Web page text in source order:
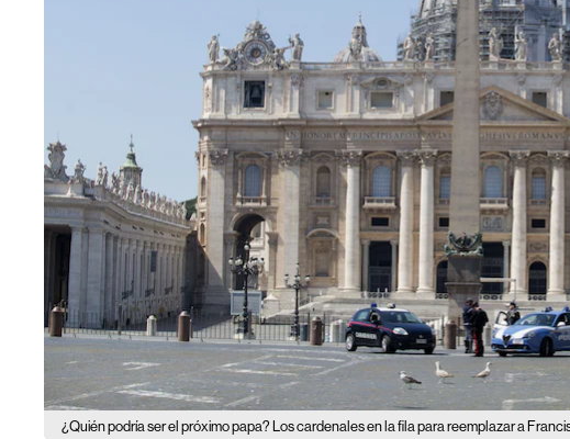
¿Quién podría ser el próximo papa? Los cardenales en la fila para reemplazar a